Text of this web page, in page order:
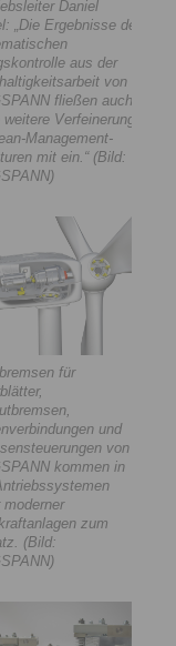
Daniel
„Die Ergebnisse der
aus der
von
fließen auch
Verfeinerung
Management-
mit ein.“ (Bild:
für
und
von
kommen in
moderner
zum
(Bild: